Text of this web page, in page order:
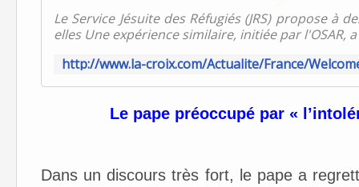
Le Service Jésuite des Réfugiés (JRS) propose à
elles Une expérience similaire, initiée par l'OSAR,
Le pape préoccupé par «
Dans un discours très fort, le pape a